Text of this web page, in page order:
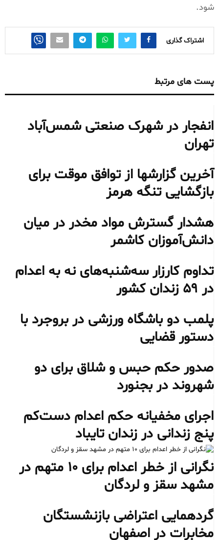
شود.
اشتراک گذاری
پست های مرتبط
انفجار در شهرک صنعتی شمس‌آباد
تهران
آخرین گزارشها از توافق موقت برای
بازگشایی تنگه هرمز
هشدار گسترش مواد مخدر در میان
دانش‌آموزان کاشمر
تداوم کارزار سه‌شنبه‌های نه به اعدام
در ۵۹ زندان کشور
پلمب دو باشگاه ورزشی در بروجرد با
دستور قضایی
صدور حکم حبس و شلاق برای دو
شهروند در بجنورد
اجرای مخفیانه حکم اعدام دست‌کم
پنج زندانی در زندان تایباد
نگرانی از خطر اعدام برای ۱۰ متهم در
مشهد سقز و لردگان
گردهمایی اعتراضی بازنشستگان
مخابرات در اصفهان